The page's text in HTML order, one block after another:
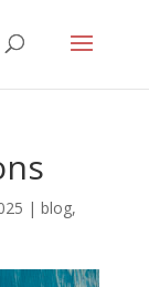
| blog,